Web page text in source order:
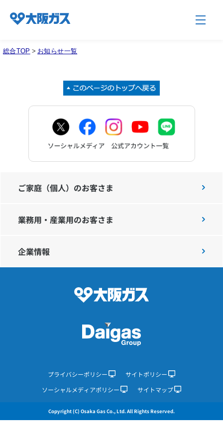
企業情報
業務用・産業用のお客さま
企業情報TOP
企業/グループについて
社会貢献
技術開発
サステナビリティ
IR情報
プレスリリース
総合TOP > お知らせ一覧
ご家庭（個人）のお客さま
業務用・産業用のお客さま
企業情報
プライバシーポリシー
サイトポリシー
ソーシャルメディアポリシー
サイトマップ
Copyright (C) Osaka Gas Co., Ltd. All Rights Reserved.